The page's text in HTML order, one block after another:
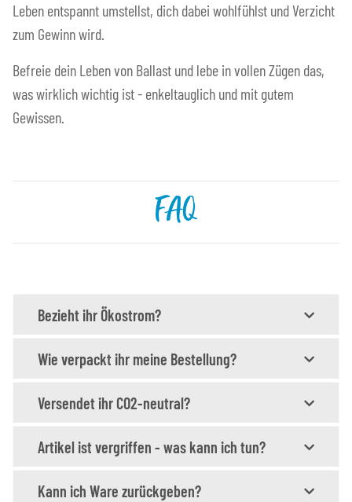
Leben entspannt umstellst, dich dabei wohlfühlst und Verzicht
zum Gewinn wird.
Befreie dein Leben von Ballast und lebe in vollen Zügen das,
was wirklich wichtig ist - enkeltauglich und mit gutem
Gewissen.
FAQ
Bezieht ihr Ökostrom?
Wie verpackt ihr meine Bestellung?
Versendet ihr CO2-neutral?
Artikel ist vergriffen - was kann ich tun?
Kann ich Ware zurückgeben?